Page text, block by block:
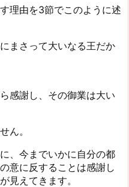
理由を3節でこのように述
まさって大いなる王だか
感謝し、その御業は大い
ん。
、今までいかに自分の都
意に反することは感謝し
見えてきます。